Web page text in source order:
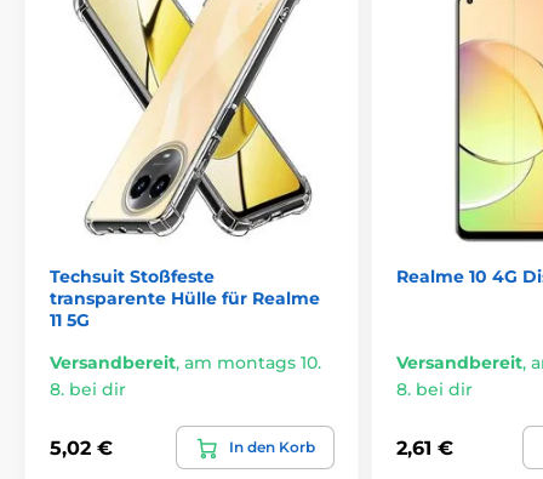
Techsuit Stoßfeste
transparente Hülle für Realme
11 5G
Versandbereit, am montags 10.
8. bei dir
5,02 € In den Korb
Realme 10 4G
Versandbereit,
8. bei dir
2,61 €